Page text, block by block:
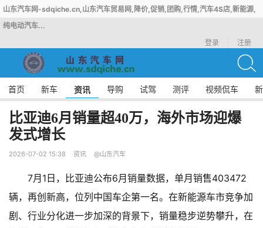
山东汽车网-sdqiche.cn,山东汽车贸易网,降价,促销,团购,行情,汽车4S店,新能源,
纯电动汽车...
登录
注册
首页 新车 资讯 导购 试驾 测评 视频侃车
比亚迪6月销量超40万，海外市场迎爆
发式增长
2026-07-02 15:38 资讯 @山东汽车
7月1日，比亚迪公布6月销量数据，单月销售403472
辆，再创新高，位列中国车企第一名。在新能源车市竞争加
剧、行业分化进一步加深的背景下，销量稳步逆势攀升，在